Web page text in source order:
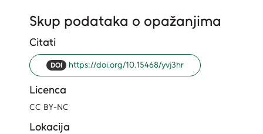
Skup podataka o opažanjima
Citati
DOI https://doi.org/10.15468/yvj3hr
Licenca
CC BY-NC
Lokacija